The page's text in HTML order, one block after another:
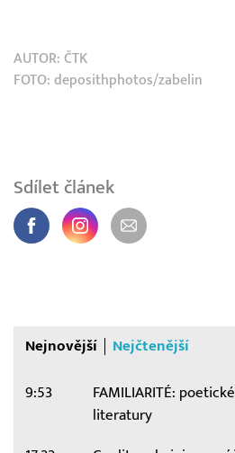
AUTOR: ČTK
FOTO: deposithphotos/zabelin
Sdílet článek
Nejnovější Nejčtenější
9:53
FAMILIARITÉ:
literatury